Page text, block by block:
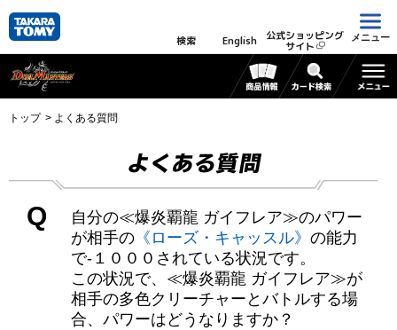
検索 English 公式ショッピング
サイト
メニュー
トップ よくある質問
よくある質問
Q
自分の≪爆炎覇龍 ガイフレア≫のパワー
が相手の 《ローズ・キャッスル》 の能力
で-１０００されている状況です。
この状況で、≪爆炎覇龍 ガイフレア≫が
相手の多色クリーチャーとバトルする場
合、パワーはどうなりますか？